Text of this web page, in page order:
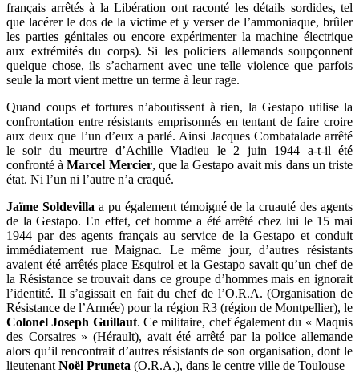
français arrêtés à la Libération ont raconté les détails sordides, tel
que lacérer le dos de la victime et y verser de l’ammoniaque, brûler
les parties génitales ou encore expérimenter la machine électrique
aux extrémités du corps). Si les policiers allemands soupçonnent
quelque chose, ils s’acharnent avec une telle violence que parfois
seule la mort vient mettre un terme à leur rage.
Quand coups et tortures n’aboutissent à rien, la Gestapo utilise la
confrontation entre résistants emprisonnés en tentant de faire croire
aux deux que l’un d’eux a parlé. Ainsi Jacques Combatalade arrêté
le soir du meurtre d’Achille Viadieu le 2 juin 1944 a-t-il été
confronté àMarcel Mercier, que la Gestapo avait mis dans un triste
état. Ni l’un ni l’autre n’a craqué.
Jaïme Soldevilla a pu également témoigné de la cruauté des agents
de la Gestapo. En effet, cet homme a été arrêté chez lui le 15 mai
1944 par des agents français au service de la Gestapo et conduit
immédiatement rue Maignac. Le même jour, d’autres résistants
avaient été arrêtés place Esquirol et la Gestapo savait qu’un chef de
la Résistance se trouvait dans ce groupe d’hommes mais en ignorait
l’identité. Il s’agissait en fait du chef de l’O.R.A. (Organisation de
Résistance de l’Armée) pour la région R3 (région de Montpellier), le
Colonel Joseph Guillaut. Ce militaire, chef également du « Maquis
des Corsaires » (Hérault), avait été arrêté par la police allemande
alors qu’il rencontrait d’autres résistants de son organisation, dont le
lieutenant Noël Pruneta (O.R.A.), dans le centre ville de Toulouse